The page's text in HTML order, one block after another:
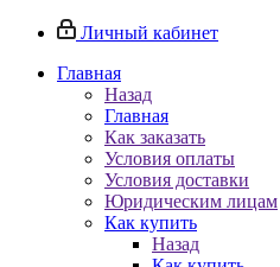
Личный кабинет
Главная
Назад
Главная
Как заказать
Условия оплаты
Условия доставки
Юридическим лицам
Как купить
Назад